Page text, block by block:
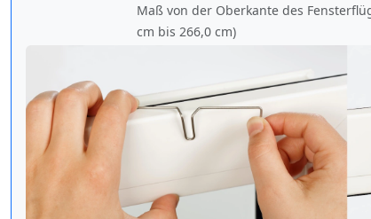
Maß von der Oberkante des
cm bis 266,0 cm)